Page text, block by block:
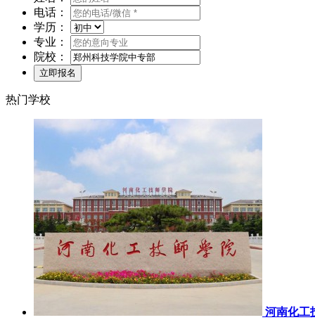
电话：
学历：
专业：
院校：
热门学校
河南化工